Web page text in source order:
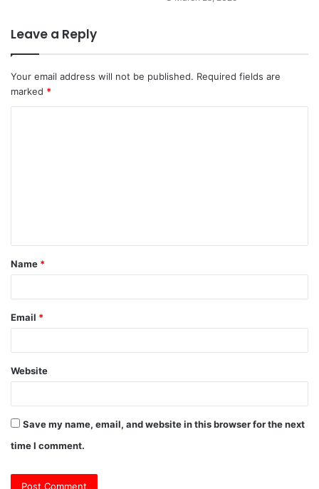
Leave a Reply
Your email address will not be published. Required fields are
marked *
t
*
Name *
Email *
Website
Save my name, email, and website in this browser for the next
time I comment.